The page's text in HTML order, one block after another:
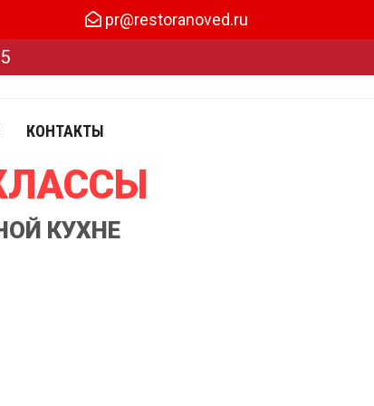
pr@restoranoved.ru
КОНТАКТЫ
КУХНЕ